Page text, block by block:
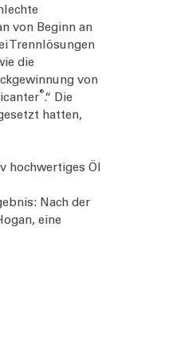
von Beginn an
Trennlösungen
die
von
®.“ Die
hatten,
hochwertiges Öl
Nach der
eine